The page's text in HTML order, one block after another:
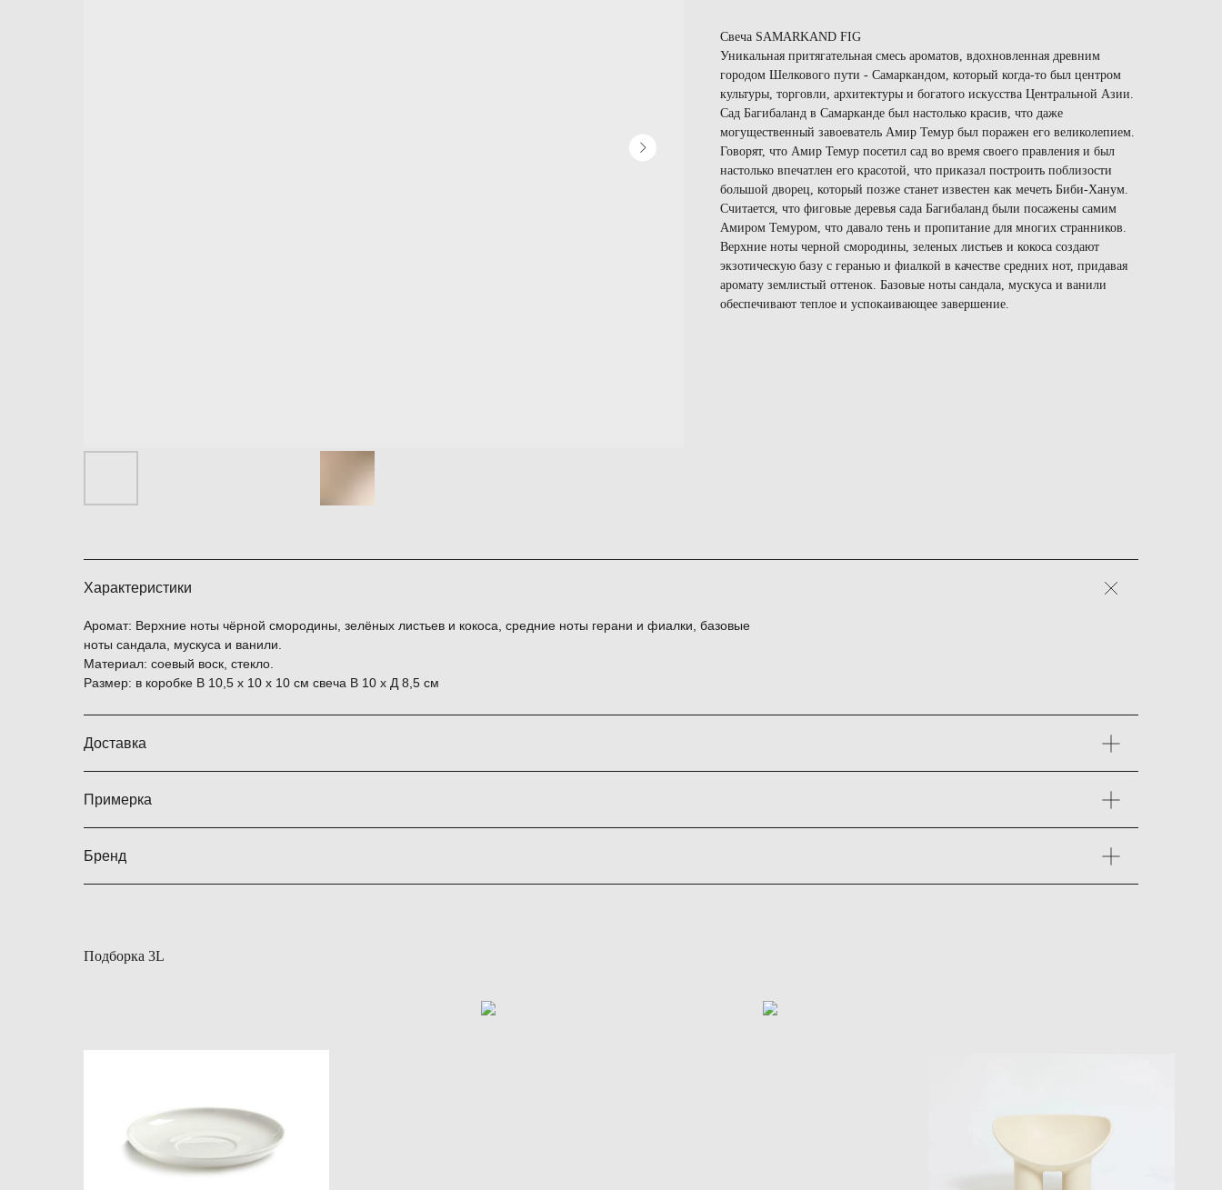
Свеча SAMARKAND FIG
Уникальная притягательная смесь ароматов, вдохновленная древним
городом Шелкового пути - Самаркандом, который когда-то был центром
культуры, торговли, архитектуры и богатого искусства Центральной Азии.
Сад Багибаланд в Самарканде был настолько красив, что даже
могущественный завоеватель Амир Темур был поражен его великолепием.
Говорят, что Амир Темур посетил сад во время своего правления и был
настолько впечатлен его красотой, что приказал построить поблизости
большой дворец, который позже станет известен как мечеть Биби-Ханум.
Считается, что фиговые деревья сада Багибаланд были посажены самим
Амиром Темуром, что давало тень и пропитание для многих странников.
Верхние ноты черной смородины, зеленых листьев и кокоса создают
экзотическую базу с геранью и фиалкой в ​​качестве средних нот, придавая
аромату землистый оттенок. Базовые ноты сандала, мускуса и ванили
обеспечивают теплое и успокаивающее завершение.
Характеристики
Аромат: Верхние ноты чёрной смородины, зелёных листьев и кокоса, средние ноты герани и фиалки, базовые
ноты сандала, мускуса и ванили.
Материал: соевый воск, стекло.
Размер: в коробке В 10,5 х 10 х 10 см свеча В 10 х Д 8,5 см
Доставка
Примерка
Бренд
Подборка 3L